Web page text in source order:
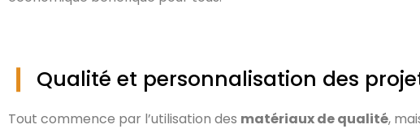
Qualité et personnalisation des
Tout commence par l’utilisation des matériaux de qualité,